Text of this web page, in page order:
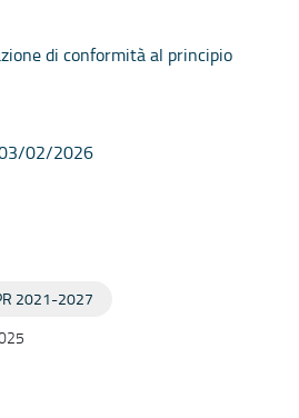
di conformità al principio
02/2026
2021-2027